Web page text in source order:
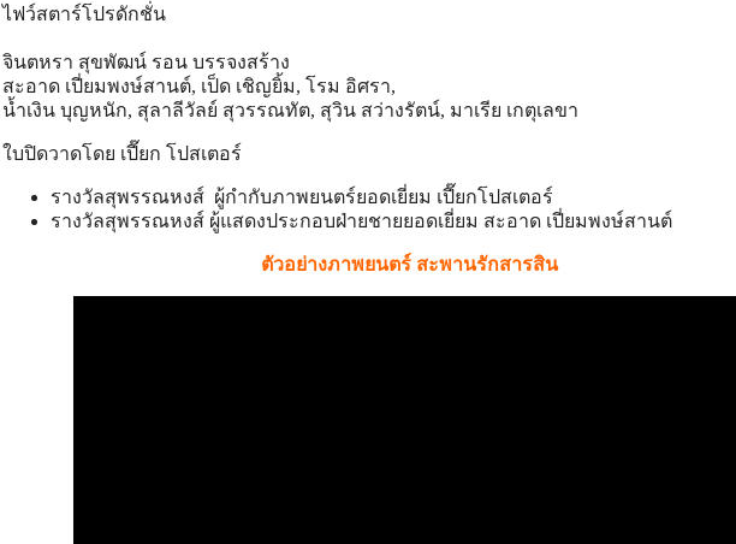
ไฟว์สตาร์โปรดักชั่น
จินตหรา สุขพัฒน์ รอน บรรจงสร้าง
สะอาด เปี่ยมพงษ์สานต์, เป็ด เชิญยิ้ม, โรม อิศรา,
น้ำเงิน บุญหนัก, สุลาลีวัลย์ สุวรรณทัต, สุวิน สว่างรัตน์, มาเรีย เกตุเลขา
ใบปิดวาดโดย เปี๊ยก โปสเตอร์
รางวัลสุพรรณหงส์ ผู้กำกับภาพยนตร์ยอดเยี่ยม เปี๊ยกโปสเตอร์
รางวัลสุพรรณหงส์ ผู้แสดงประกอบฝ่ายชายยอดเยี่ยม สะอาด เปี่ยมพงษ์สานต์
ตัวอย่างภาพยนตร์ สะพานรักสารสิน